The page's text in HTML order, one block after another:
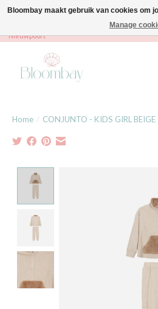
Bloombay - Babies & Kids - Bali home & interior
Nieuwpoort
Home / CONJUNTO - KIDS GIRL
Bloombay maakt gebruik van cookies om
Manage